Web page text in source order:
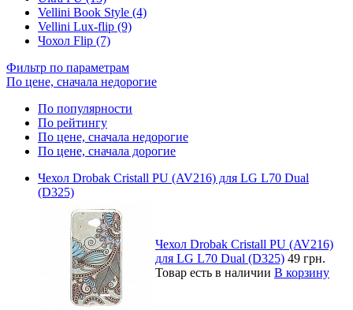
Vellini Book Style (4)
Vellini Lux-flip (9)
Чохол Flip (7)
Фильтр по параметрам
По цене, сначала недорогие
По популярности
По рейтингу
По цене, сначала недорогие
По цене, сначала дорогие
Чехол Drobak Cristall PU (AV216) для LG L70 Dual
(D325)
Чехол Drobak Cristall PU (AV216)
для LG L70 Dual (D325) 49 грн.
Товар есть в наличии В корзину